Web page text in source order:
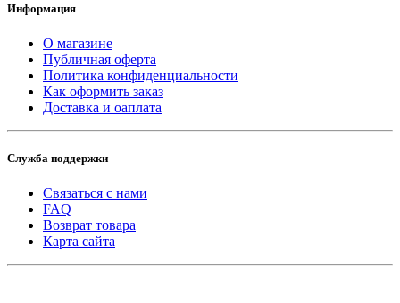
Информация
О магазине
Публичная оферта
Политика конфиденциальности
Как оформить заказ
Доставка и оаплата
Служба поддержки
Связаться с нами
FAQ
Возврат товара
Карта сайта